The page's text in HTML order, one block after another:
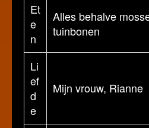
Et
e
n
Alles behalve
tuinbonen
Li
ef
d
e
Mijn vrouw, Rianne